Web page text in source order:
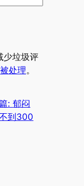
少垃圾评
处理。
:郁闷
到300